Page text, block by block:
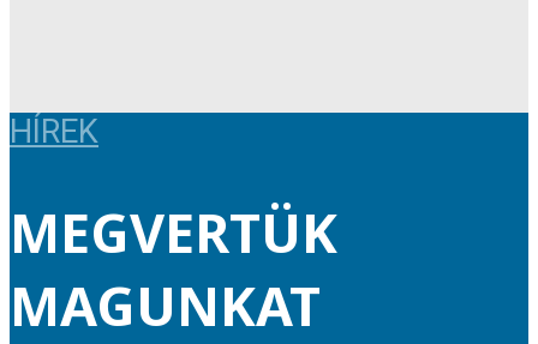
HÍREK
MEGVERTÜK
MAGUNKAT